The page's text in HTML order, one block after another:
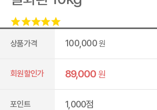
상품가격 100,000 원
회원할인가 89,000원
포인트 1,000점